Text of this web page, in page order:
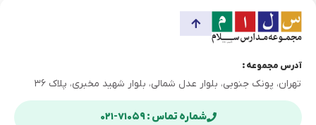
آدرس مجموعه :
تهران، پونک جنوبی، بلوار عدل شمالی، بلوار شهید مخبری، پلاک ۳۶
شماره تماس : ۷۱۰۵۹-۰۲۱